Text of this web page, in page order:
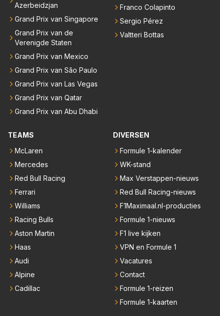
Azerbeidzjan
Grand Prix van Singapore
Grand Prix van de
Verenigde Staten
Grand Prix van Mexico
Grand Prix van São Paulo
Grand Prix van Las Vegas
Grand Prix van Qatar
Grand Prix van Abu Dhabi
Franco Colapinto
Sergio Pérez
Valtteri Bottas
TEAMS
McLaren
Mercedes
Red Bull Racing
Ferrari
Williams
Racing Bulls
Aston Martin
Haas
Audi
Alpine
Cadillac
DIVERSEN
Formule 1-kalender
WK-stand
Max Verstappen-nieuws
Red Bull Racing-nieuws
F1Maximaal.nl-producties
Formule 1-nieuws
F1 live kijken
VPN en Formule 1
Vacatures
Contact
Formule 1-reizen
Formule 1-kaarten